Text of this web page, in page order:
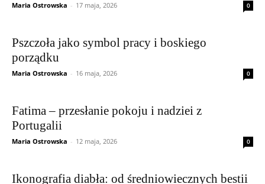
Maria Ostrowska - 17 maja, 2026 0
Pszczoła jako symbol pracy i boskiego
porządku
Maria Ostrowska - 16 maja, 2026 0
Fatima – przesłanie pokoju i nadziei z
Portugalii
Maria Ostrowska - 12 maja, 2026 0
Ikonografia diabła: od średniowiecznych bestii